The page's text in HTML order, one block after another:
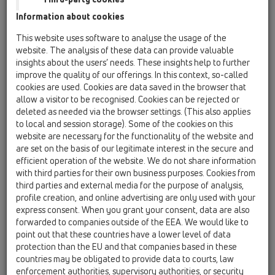
V tomto článku bychom vám rádi představili možnosti, které v
této oblasti nabízejí odtoky HL a poskytli několik pokynů k
instalaci. Počet používaných hydroizolačních materiálů
neustále roste a jejich složení se často značně liší. Přímá
aplikace na izolační příruby odtoků, které jsou obvykle
vyrobeny z PP nebo PE, není možná nebo je možná jen s
velkými obtížemi, protože tyto materiály mají velmi špatné
adhezivní vlastnosti a nespojují se s jinými materiály. Trvale je
lze spojit pouze svařováním, tj. působením tepla na podobný
materiál.
Jako výrobce vysoce kvalitních podlahových/terasových
odtoků bylo a zůstává pro společnost HL prvořadým cílem
zajistit vodotěsný přechod z odtoku na hydroizolační materiál.
V praxi to znamená najít materiály (obvykle ve formě fólie,
povlakových krytin), které lze pevně spojit s odtokem a které
zároveň vytvoří trvalé a vodotěsné spojení s použitým
hydroizolačním materiálem.
Information about cookies
This website uses software to analyse the usage of the
website. The analysis of these data can provide valuable
insights about the users’ needs. These insights help to further
improve the quality of our offerings. In this context, so-called
cookies are used. Cookies are data saved in the browser that
allow a visitor to be recognised. Cookies can be rejected or
deleted as needed via the browser settings. (This also applies
to local and session storage). Some of the cookies on this
website are necessary for the functionality of the website and
are set on the basis of our legitimate interest in the secure and
efficient operation of the website. We do not share information
with third parties for their own business purposes. Cookies from
third parties and external media for the purpose of analysis,
profile creation, and online advertising are only used with your
express consent. When you grant your consent, data are also
forwarded to companies outside of the EEA. We would like to
point out that these countries have a lower level of data
protection than the EU and that companies based in these
countries may be obligated to provide data to courts, law
enforcement authorities, supervisory authorities, or security